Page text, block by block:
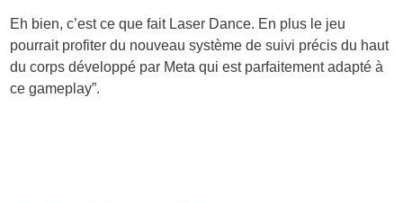
Eh bien, c’est ce que fait Laser Dance. En plus le jeu
pourrait profiter du nouveau système de suivi précis du haut
du corps développé par Meta qui est parfaitement adapté à
ce gameplay”.